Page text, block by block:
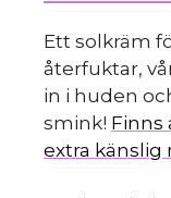
Ett solkräm
återfuktar,
in i huden
smink! Finns
extra känslig